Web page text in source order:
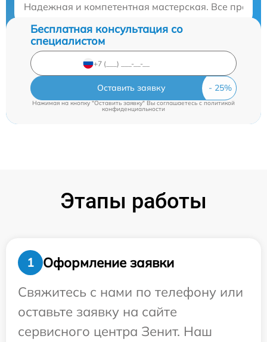
Надежная и компетентная мастерская. Все
Бесплатная консультация со
специалистом
Оставить заявку
Нажимая на кнопку "Оставить заявку" Вы соглашаетесь cполитикой
конфиденциальности
Этапы работы
1
Оформление заявки
Свяжитесь с нами по телефону или
оставьте заявку на сайте
сервисного центра Зенит. Наш